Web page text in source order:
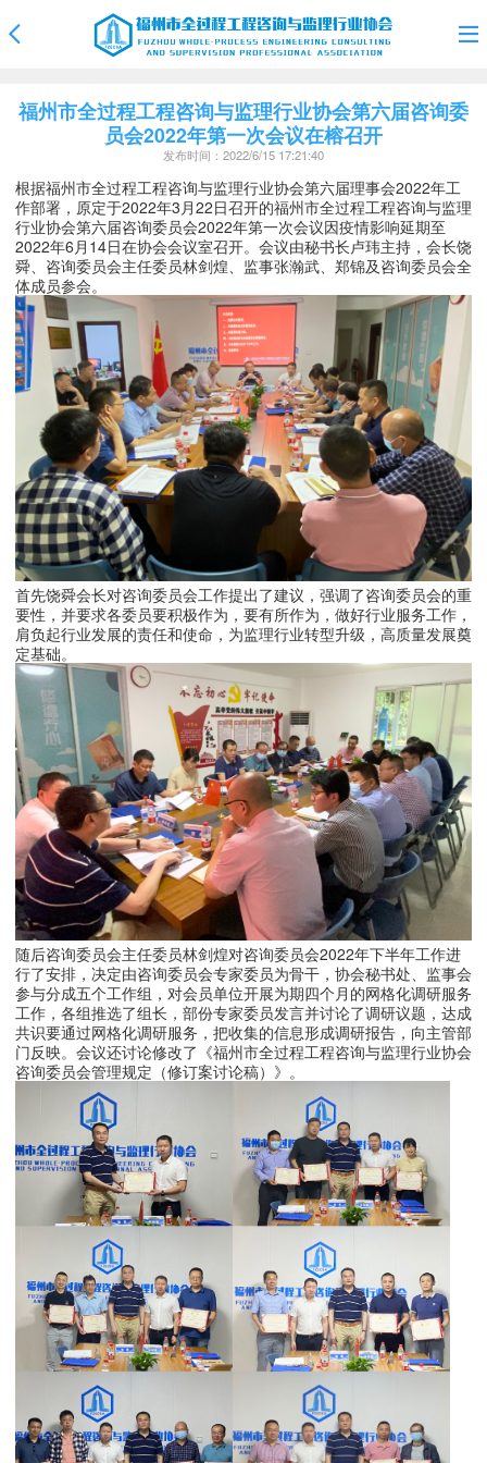
福州市全过程工程咨询与监理行业协会第六届咨询委
员会2022年第一次会议在榕召开
发布时间：2022/6/15 17:21:40
根据福州市全过程工程咨询与监理行业协会第六届理事会2022年工
作部署， 原定于2022年3月22日召开的福州市全过程工程咨询与监理
行业协会第六届咨询委员会2022年第一次会议因疫情影响延期至
2022年6月14日在协会会议室召开。会议由秘书长卢玮主持，会长饶
舜、咨询委员会主任委员林剑煌、监事张瀚武、郑锦及咨询委员会全
体成员参会。
首先饶舜会长对咨询委员会工作提出了建议，强调了咨询委员会的重
要性，并要求各委员要积极作为，要有所作为，做好行业服务工作，
肩负起行业发展的责任和使命，为监理行业转型升级，高质量发展奠
定基础。
随后咨询委员会主任委员林剑煌对咨询委员会2022年下半年工作进
行了安排，决定由咨询委员会专家委员为骨干，协会秘书处、监事会
参与分成五个工作组，对会员单位开展为期四个月的网格化调研服务
工作，各组推选了组长，部份专家委员发言并讨论了调研议题，达成
共识要通过网格化调研服务，把收集的信息形成调研报告，向主管部
门反映。会议还讨论修改了《福州市全过程工程咨询与监理行业协会
咨询委员会管理规定（修订案讨论稿）》。